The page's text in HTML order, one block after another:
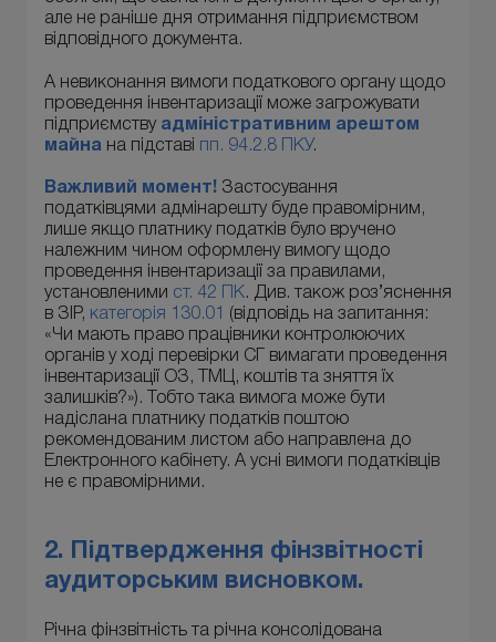
але не раніше дня отримання підприємством
відповідного документа.
А невиконання вимоги податкового органу щодо
проведення інвентаризації може загрожувати
підприємству адміністративним арештом
майна на підставі пп. 94.2.8 ПКУ.
Важливий момент! Застосування
податківцями адмінарешту буде правомірним,
лише якщо платнику податків було вручено
належним чином оформлену вимогу щодо
проведення інвентаризації за правилами,
установленими ст. 42 ПК . Див. також роз’яснення
в ЗІР, категорія 130.01
(відповідь на запитання:
«Чи мають право працівники контролюючих
органів у ході перевірки СГ вимагати проведення
інвентаризації ОЗ, ТМЦ, коштів та зняття їх
залишків?»). Тобто така вимога може бути
надіслана платнику податків поштою
рекомендованим листом або направлена до
Електронного кабінету. А усні вимоги податківців
не є правомірними.
2. Підтвердження фінзвітності
аудиторським висновком.
Річна фінзвітність та річна консолідована